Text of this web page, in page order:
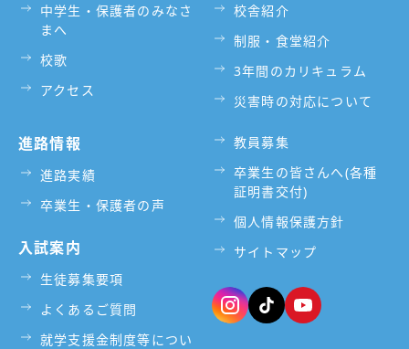
中学生・保護者のみなさ
まへ
校歌
アクセス
校舎紹介
制服・食堂紹介
3年間のカリキュラム
災害時の対応について
進路情報
進路実績
卒業生・保護者の声
入試案内
生徒募集要項
よくあるご質問
就学支援金制度等につい
教員募集
卒業生の皆さんへ(各種
証明書交付)
個人情報保護方針
サイトマップ